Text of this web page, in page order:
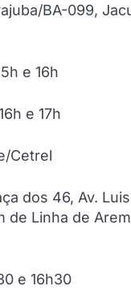
BA-099,
e 16h
e 17h
Cetrel
dos 46, Av.
de Linha de
e 16h30